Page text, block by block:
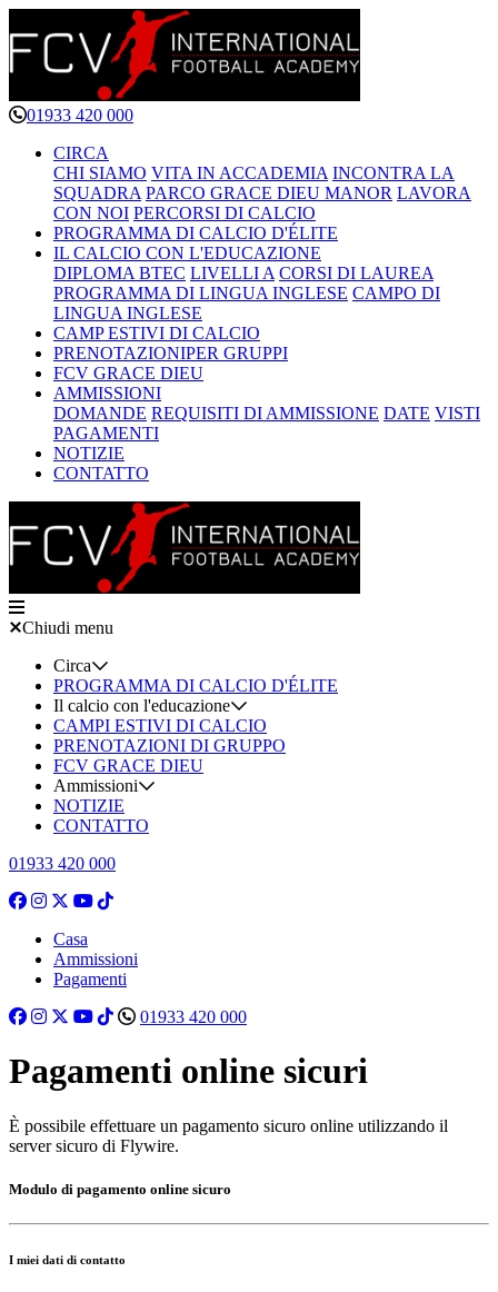
01933 420 000
CIRCA
CHI SIAMO VITA IN ACCADEMIA INCONTRA LA
SQUADRA PARCO GRACE DIEU MANOR LAVORA
CON NOI PERCORSI DI CALCIO
PROGRAMMA DI CALCIO D'ÉLITE
IL CALCIO CON L'EDUCAZIONE
DIPLOMA BTEC LIVELLI A CORSI DI LAUREA
PROGRAMMA DI LINGUA INGLESE CAMPO DI
LINGUA INGLESE
CAMPESTIVI DI CALCIO
PRENOTAZIONIPER GRUPPI
FCV GRACE DIEU
AMMISSIONI
DOMANDE REQUISITI DI AMMISSIONE DATE VISTI
PAGAMENTI
NOTIZIE
CONTATTO
Chiudi menu
Circa
PROGRAMMA DI CALCIO D'ÉLITE
Il calcio con l'educazione
CAMPI ESTIVI DI CALCIO
PRENOTAZIONI DI GRUPPO
FCV GRACE DIEU
Ammissioni
NOTIZIE
CONTATTO
01933 420 000
Casa
Ammissioni
Pagamenti
01933 420 000
Pagamenti online sicuri
È possibile effettuare un pagamento sicuro online utilizzando il
server sicuro di Flywire.
Modulo di pagamento online sicuro
I miei dati di contatto